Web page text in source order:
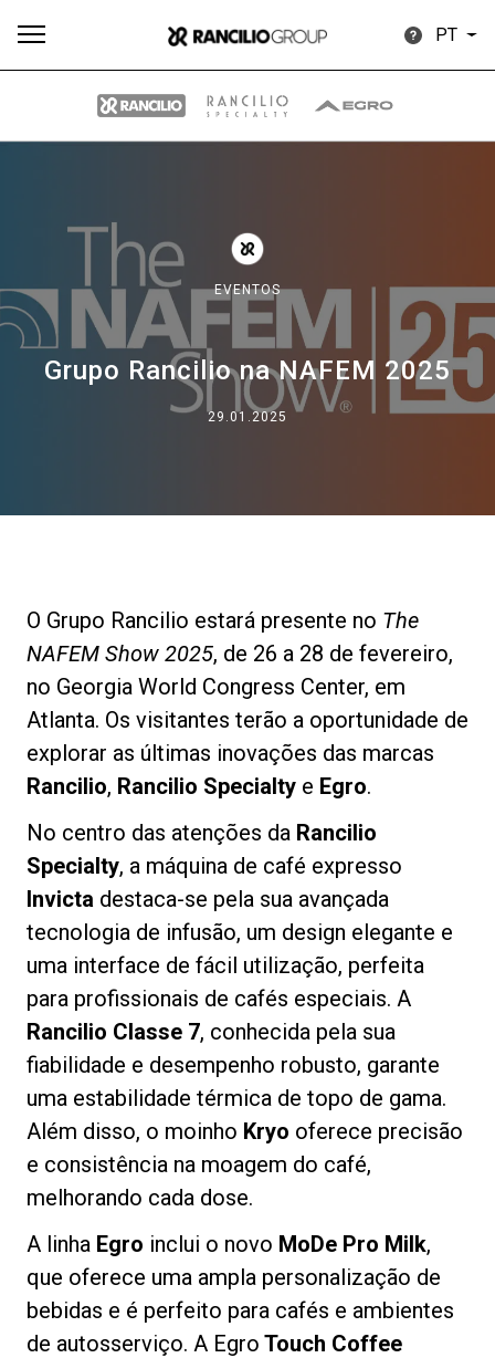
PT
EVENTOS
Grupo Rancilio na NAFEM 2025
29.01.2025
O Grupo Rancilio estará presente no The
NAFEM Show 2025, de 26 a 28 de fevereiro,
no Georgia World Congress Center, em
Atlanta. Os visitantes terão a oportunidade de
explorar as últimas inovações das marcas
Rancilio, Rancilio Specialty e Egro.
No centro das atenções da Rancilio
Specialty, a máquina de café expresso
Invicta destaca-se pela sua avançada
tecnologia de infusão, um design elegante e
uma interface de fácil utilização, perfeita
para profissionais de cafés especiais. A
Rancilio Classe 7, conhecida pela sua
fiabilidade e desempenho robusto, garante
uma estabilidade térmica de topo de gama.
Além disso, o moinho Kryo oferece precisão
e consistência na moagem do café,
melhorando cada dose.
A linha Egro inclui o novo MoDe Pro Milk,
que oferece uma ampla personalização de
bebidas e é perfeito para cafés e ambientes
de autosserviço. A Egro Touch Coffee
Our brands
História
Nossos laboratórios
Sustentabilidade
Connect
Contacte-nos
Política de Privacidade